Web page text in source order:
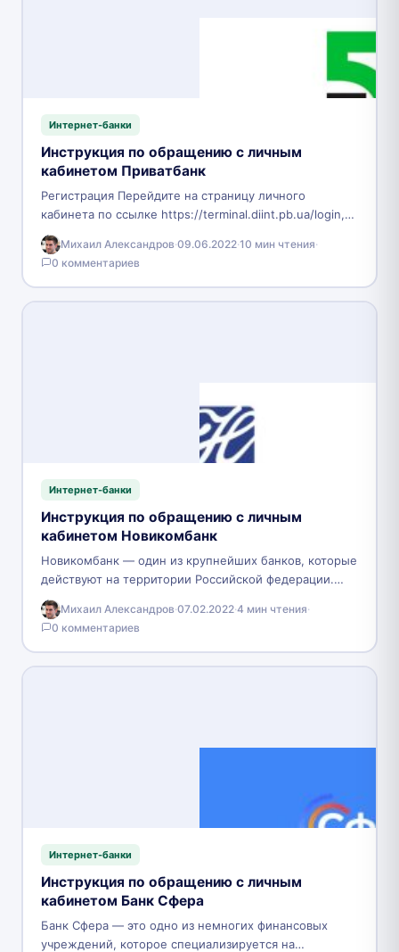
Интернет-банки
Инструкция по обращению с личным
кабинетом Приватбанк
Регистрация Перейдите на страницу личного
кабинета по ссылке https://terminal.diint.pb.ua/login,
введите финансовый номер телефона и нажмите
«Получить ОТР». В соответствующее окно введите
пришедший…
Михаил Александров·09.06.2022·10 мин чтения·
0 комментариев
Интернет-банки
Инструкция по обращению с личным
кабинетом Новикомбанк
Новикомбанк — один из крупнейших банков, которые
действуют на территории Российской федерации.
Согласно официальным данным, он входит в ТОП-25
самых крупных банков…
Михаил Александров·07.02.2022·4 мин чтения·
0 комментариев
Интернет-банки
Инструкция по обращению с личным
кабинетом Банк Сфера
Банк Сфера — это одно из немногих финансовых
учреждений, которое специализируется на